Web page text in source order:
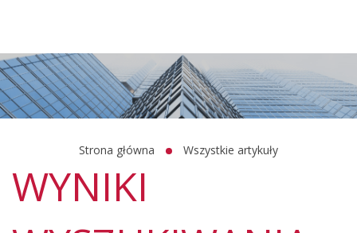
Strona główna Wszystkie artykuły
WYNIKI